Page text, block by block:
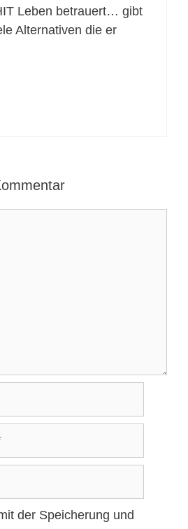
Leben betrauert… gibt
Alternativen die er
der Speicherung und